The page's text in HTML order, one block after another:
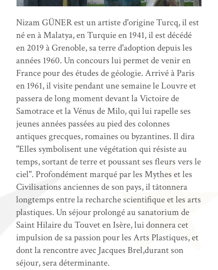
Nizam GÜNER est un artiste d'origine Turcq, il est
né en à Malatya, en Turquie en 1941, il est décédé
en 2019 à Grenoble, sa terre d'adoption depuis les
années 1960. Un concours lui permet de venir en
France pour des études de géologie. Arrivé à Paris
en 1961, il visite pendant une semaine le Louvre et
passera de long moment devant la Victoire de
Samotrace et la Vénus de Milo, qui lui rapelle ses
jeunes années passées au pied des colonnes
antiques grecques, romaines ou byzantines. Il dira
"Elles symbolisent une végétation qui résiste au
temps, sortant de terre et poussant ses fleurs vers le
ciel". Profondément marqué par les Mythes et les
Civilisations anciennes de son pays, il tâtonnera
longtemps entre la recharche scientifique et les arts
plastiques. Un séjour prolongé au sanatorium de
Saint Hilaire du Touvet en Isère, lui donnera cet
impulsion de sa passion pour les Arts Plastiques, et
dont la rencontre avec Jacques Brel,durant son
séjour, sera déterminante.